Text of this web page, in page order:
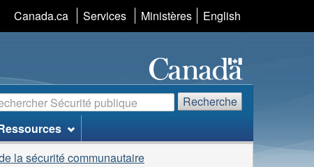
Canada.ca Services Ministères Sélection
de
la
langue
English
Recherche
la sécurité communautaire